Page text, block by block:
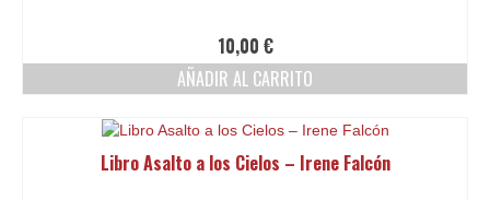
10,00 €
AÑADIR AL CARRITO
Libro Asalto a los Cielos – Irene Falcón